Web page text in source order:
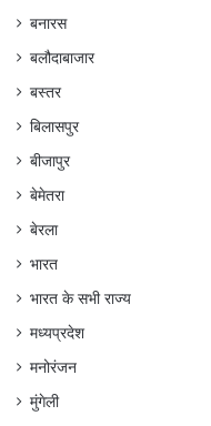
बनारस
बलौदाबाजार
बस्तर
बिलासपुर
बीजापुर
बेमेतरा
बेरला
भारत
भारत के सभी राज्य
मध्यप्रदेश
मनोरंजन
मुंगेली